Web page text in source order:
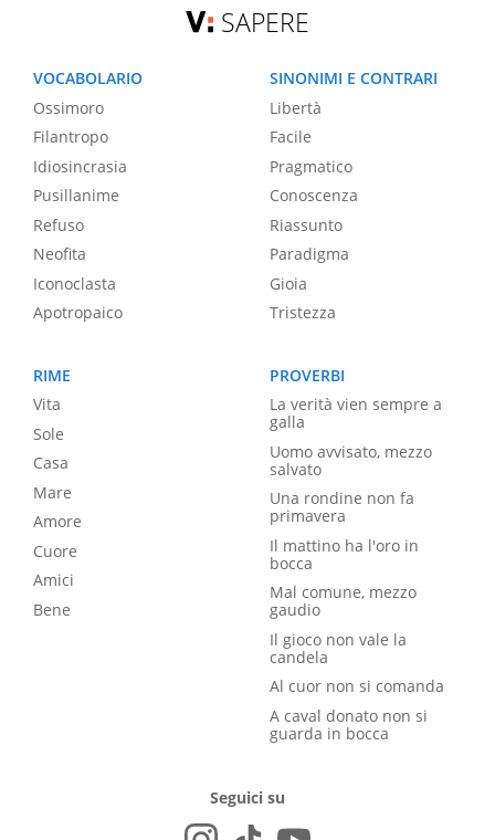
SAPERE
VOCABOLARIO
Ossimoro
Filantropo
Idiosincrasia
Pusillanime
Refuso
Neofita
Iconoclasta
Apotropaico
SINONIMI E CONTRARI
Libertà
Facile
Pragmatico
Conoscenza
Riassunto
Paradigma
Gioia
Tristezza
RIME
Vita
Sole
Casa
Mare
Amore
Cuore
Amici
Bene
PROVERBI
La verità vien sempre a
galla
Uomo avvisato, mezzo
salvato
Una rondine non fa
primavera
Il mattino ha l'oro in
bocca
Mal comune, mezzo
gaudio
Il gioco non vale la
candela
Al cuor non si comanda
A caval donato non si
guarda in bocca
Seguici su